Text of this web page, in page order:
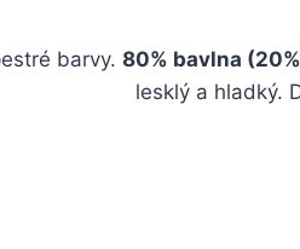
barvy. 80% bavlna
lesklý a hladký.